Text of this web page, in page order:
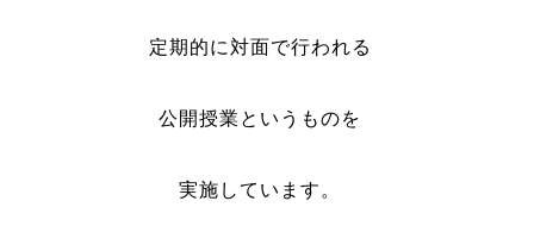
定期的に対面で行われる
公開授業というものを
実施しています。